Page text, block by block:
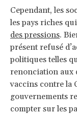
Cependant, les
les pays riches
des pressions.
présent refusé
politiques telles
renonciation aux
vaccins contre la
gouvernements
compter sur les